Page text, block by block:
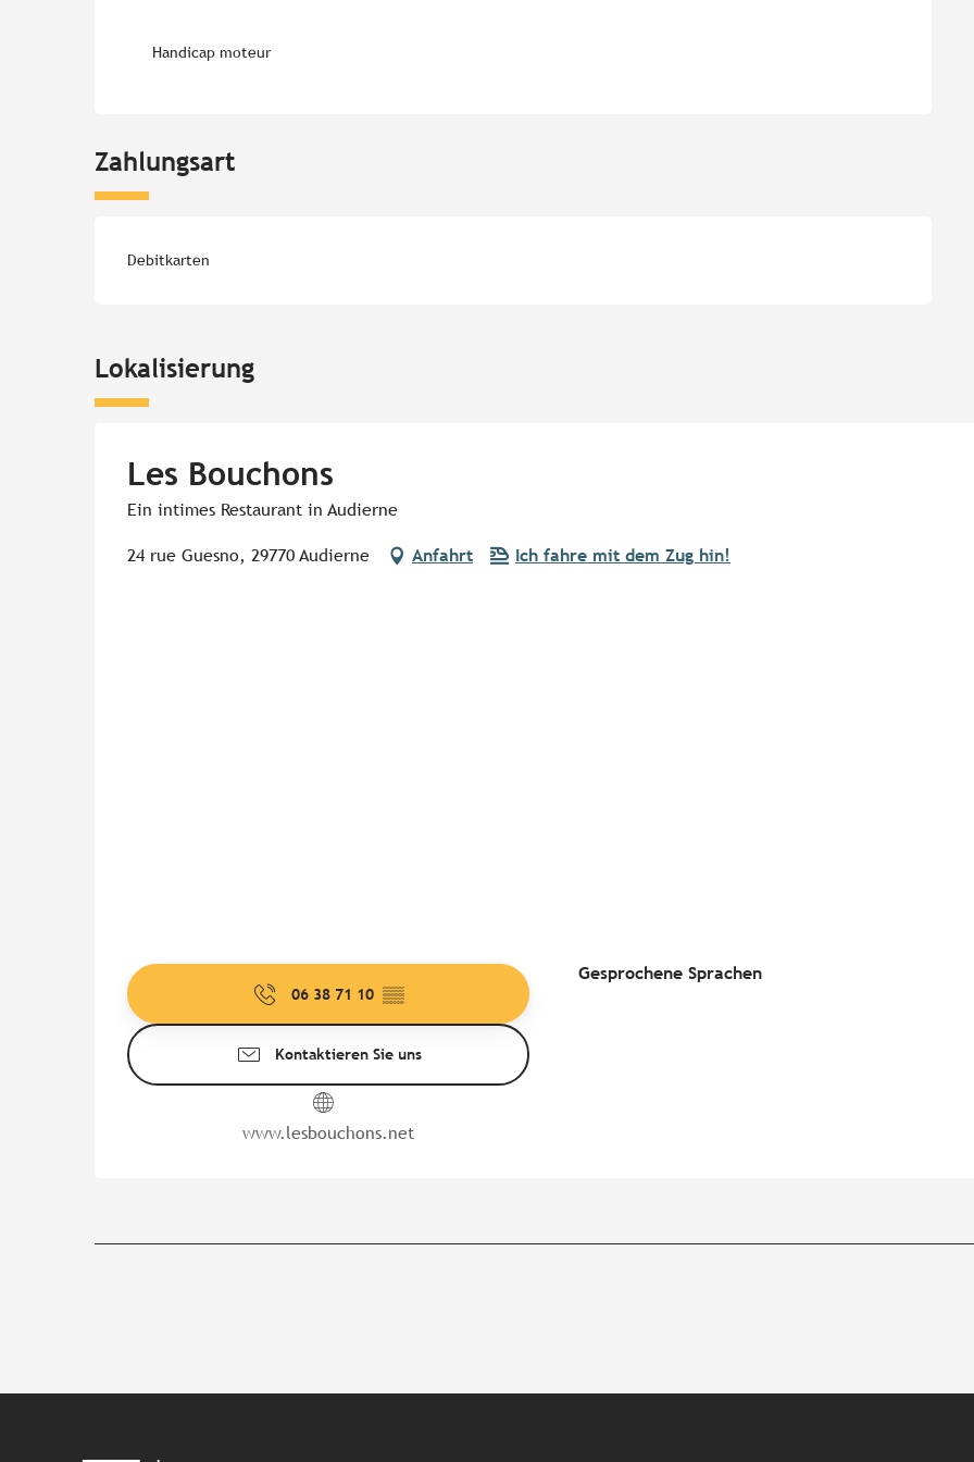
Handicap moteur
Zahlungsart
Debitkarten
Lokalisierung
Les Bouchons
Ein intimes Restaurant in Audierne
24 rue Guesno, 29770 Audierne Anfahrt Ich fahre mit dem Zug hin!
06 38 71 10 ▒▒
Kontaktieren Sie uns
www.lesbouchons.net
Gesprochene Sprachen
Gesprochene Sprachen